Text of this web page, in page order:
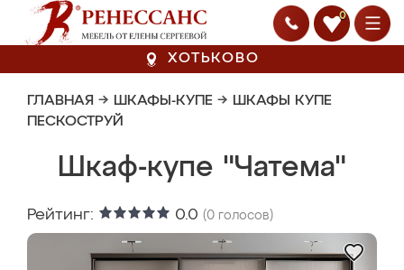
0
ХОТЬКОВО
ГЛАВНАЯ → ШКАФЫ-КУПЕ → ШКАФЫ КУПЕ
ПЕСКОСТРУЙ
Шкаф-купе "Чатема"
Рейтинг: 0.0 (0 голосов)